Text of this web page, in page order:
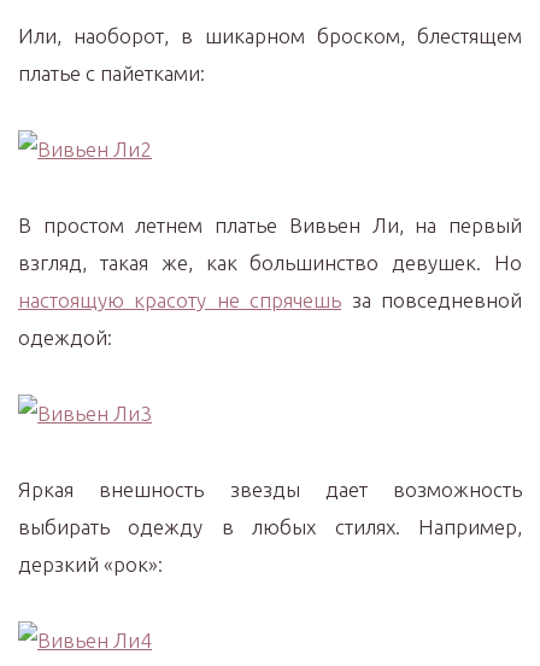
Или, наоборот, в шикарном броском, блестящем
платье с пайетками:
В простом летнем платье Вивьен Ли, на первый
взгляд, такая же, как большинство девушек. Но
настоящую красоту не спрячешь за повседневной
одеждой:
Яркая внешность звезды дает возможность
выбирать одежду в любых стилях. Например,
дерзкий «рок»: